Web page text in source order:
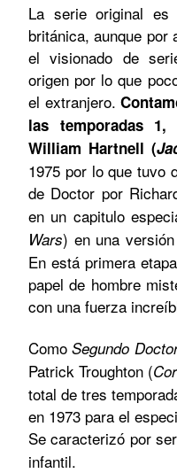
La serie original
británica, aunque por
el visionado de
origen por lo que
el extranjero.
las temporadas
William Hartnell (
1975 por lo que tuvo
de Doctor por
en un capitulo
Wars) en una
En está primera
papel de hombre
con una fuerza
ComoSegundo
Patrick Troughton (
total de tres
en 1973 para el
Se caracterizó por
infantil.